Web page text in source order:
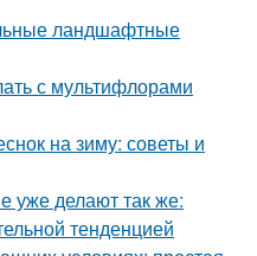
ландшафтные
с мультифлорами
на зиму: советы и
уже делают так же:
тенденцией